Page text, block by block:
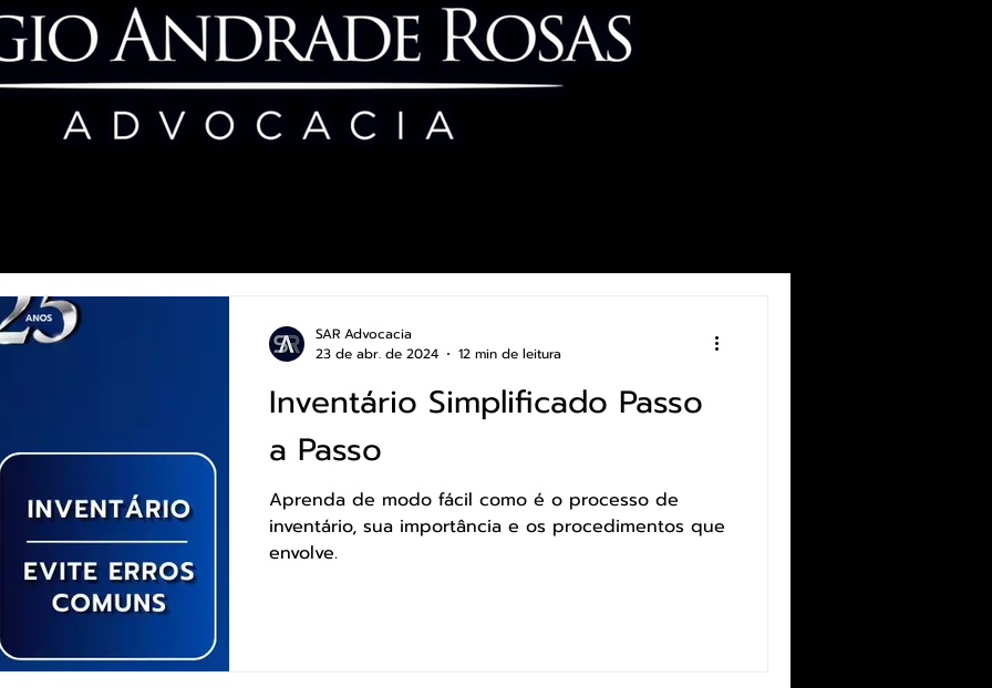
Inventário Simplificado Passo
a Passo
Aprenda de modo fácil como é o processo de
inventário, sua importância e os procedimentos que
envolve.
SAR Advocacia
23 de abr. de 2024
12 min de leitura